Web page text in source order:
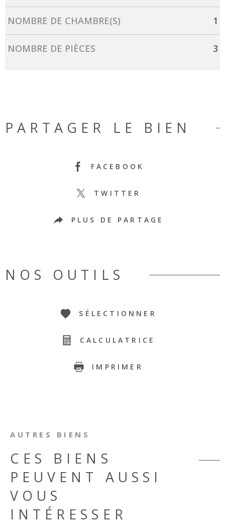
NOMBRE DE CHAMBRE(S) 1
NOMBRE DE PIÈCES 3
PARTAGER LE BIEN
FACEBOOK
TWITTER
PLUS DE PARTAGE
NOS OUTILS
SÉLECTIONNER
CALCULATRICE
IMPRIMER
AUTRES BIENS
CES BIENS
PEUVENT AUSSI
VOUS
INTÉRESSER